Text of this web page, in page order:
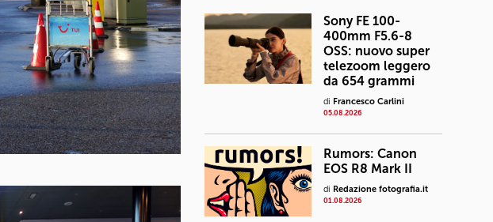
Sony FE 100-
400mm F5.6-8
OSS: nuovo super
telezoom leggero
da 654 grammi
di Francesco Carlini
05.08.2026
Rumors: Canon
EOS R8 Mark II
di Redazione fotografia.it
01.08.2026